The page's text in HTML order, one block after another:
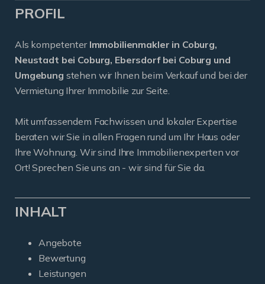
PROFIL
Als kompetenter Immobilienmakler in Coburg,
Neustadt bei Coburg, Ebersdorf bei Coburg und
Umgebung stehen wir Ihnen beim Verkauf und bei der
Vermietung Ihrer Immobilie zur Seite.
Mit umfassendem Fachwissen und lokaler Expertise
beraten wir Sie in allen Fragen rund um Ihr Haus oder
Ihre Wohnung. Wir sind Ihre Immobilienexperten vor
Ort! Sprechen Sie uns an - wir sind für Sie da.
INHALT
Angebote
Bewertung
Leistungen